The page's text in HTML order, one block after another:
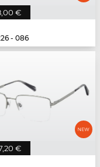
€
- 086
€